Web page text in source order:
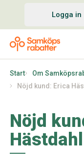
Logga in
Start Om
Nöjd kund: Erica
Nöjd
Hästdahl